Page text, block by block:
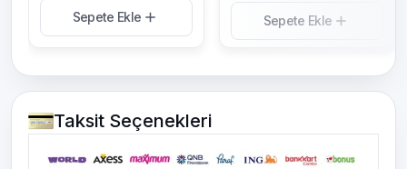
Sepete Ekle Sepete Ekle
Taksit Seçenekleri